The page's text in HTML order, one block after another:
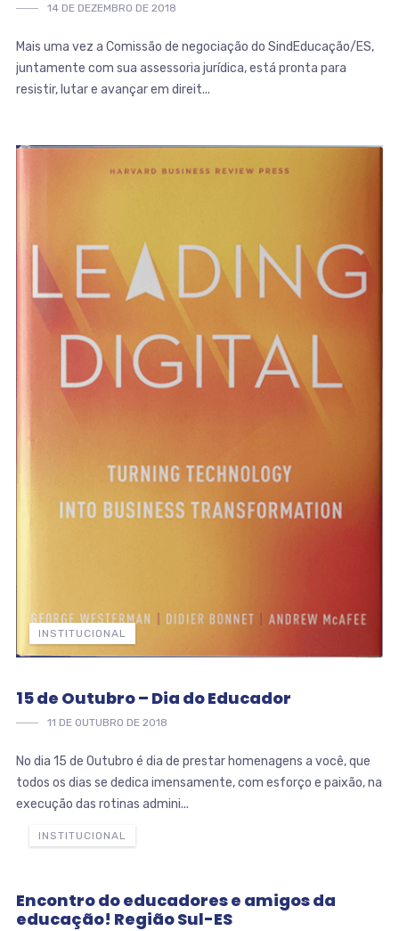
14 DE DEZEMBRO DE 2018
Mais uma vez a Comissão de negociação do SindEducação/ES,
juntamente com sua assessoria jurídica, está pronta para
resistir, lutar e avançar em direit...
INSTITUCIONAL
15 de Outubro – Dia do Educador
11 DE OUTUBRO DE 2018
No dia 15 de Outubro é dia de prestar homenagens a você, que
todos os dias se dedica imensamente, com esforço e paixão, na
execução das rotinas admini...
INSTITUCIONAL
Encontro do educadores e amigos da
educação! Região Sul-ES